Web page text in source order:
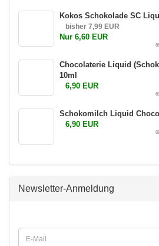
Kokos Schokolade SC
bisher 7,99 EUR
Nur 6,60 EUR
Chocolaterie Liquid
10ml
6,90 EUR
Schokomilch Liquid
6,90 EUR
Newsletter-Anmeldung